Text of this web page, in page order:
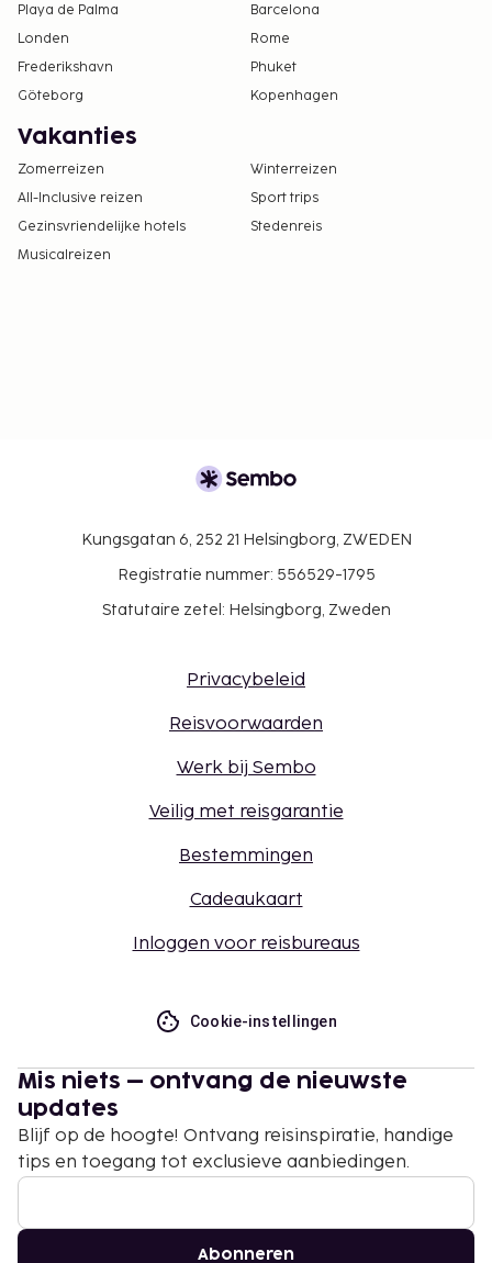
Playa de Palma
Barcelona
Londen
Rome
Frederikshavn
Phuket
Göteborg
Kopenhagen
Vakanties
Zomerreizen
Winterreizen
All-Inclusive reizen
Sport trips
Gezinsvriendelijke hotels
Stedenreis
Musicalreizen
Kungsgatan 6, 252 21 Helsingborg, ZWEDEN
Registratie nummer: 556529-1795
Statutaire zetel: Helsingborg, Zweden
Privacybeleid
Reisvoorwaarden
Werk bij Sembo
Veilig met reisgarantie
Bestemmingen
Cadeaukaart
Inloggen voor reisbureaus
Cookie-instellingen
Mis niets – ontvang de nieuwste
updates
Blijf op de hoogte! Ontvang reisinspiratie, handige
tips en toegang tot exclusieve aanbiedingen.
Abonneren